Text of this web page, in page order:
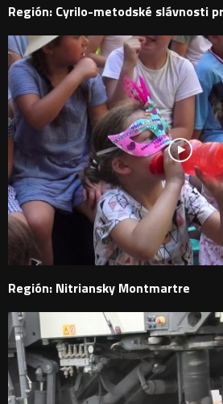
Región: Cyrilo-metodské slávnosti
Región: Nitriansky Montmartre